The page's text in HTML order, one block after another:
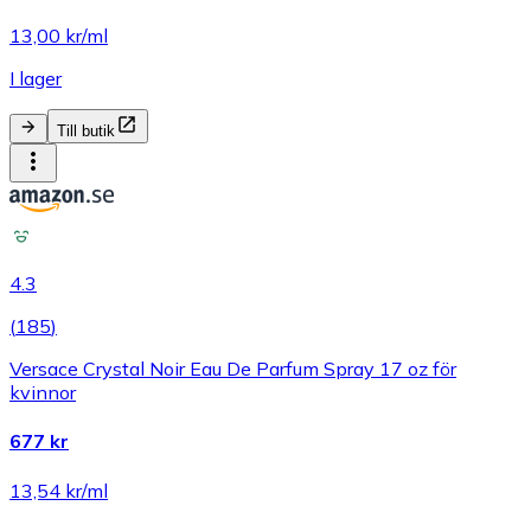
13,00 kr/ml
I lager
Till butik
4.3
(185)
Versace Crystal Noir Eau De Parfum Spray 17 oz för
kvinnor
677 kr
13,54 kr/ml